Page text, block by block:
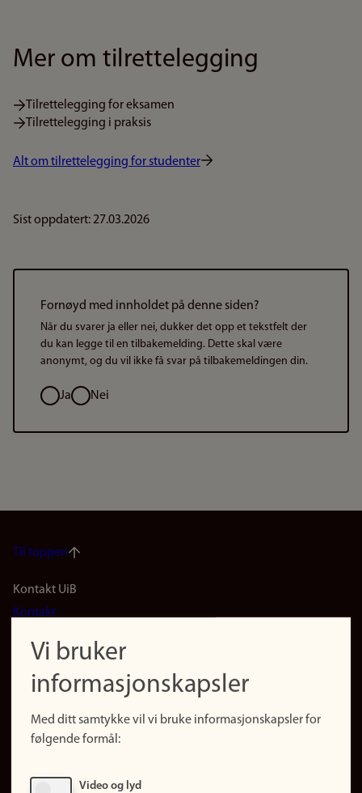
Mer om tilrettelegging
Tilrettelegging for eksamen
Tilrettelegging i praksis
Alt om tilrettelegging for studenter
Sist oppdatert: 27.03.2026
Fornøyd med innholdet på denne siden?
Når du svarer ja eller nei, dukker det opp et tekstfelt der
du kan legge til en tilbakemelding. Dette skal være
anonymt, og du vil ikke få svar på tilbakemeldingen din.
ValgJa Nei
Til toppen
Footer
(no)
Kontakt UiB
Kontakt
Finn forsker
Presse
Finn studier
Ledige stillinger
Vi bruker
informasjonskapsler
Med ditt samtykke vil vi bruke informasjonskapsler for
følgende formål:
Video og lyd